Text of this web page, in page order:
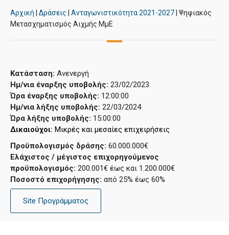
Αρχική Δράσεις Ανταγωνιστικότητα 2021-2027 Ψηφιακός
Μετασχηματισμός Αιχμής ΜμΕ
Κατάσταση: Ανενεργή
Ημ/νια έναρξης υποβολής: 23/02/2023
Ώρα έναρξης υποβολής: 12:00:00
Ημ/νια λήξης υποβολής: 22/03/2024
Ώρα λήξης υποβολής: 15:00:00
Δικαιούχοι: Μικρές και μεσαίες επιχειρήσεις
Προϋπολογισμός δράσης: 60.000.000€
Ελάχιστος / μέγιστος επιχορηγούμενος
προϋπολογισμός: 200.001€ έως και 1.200.000€
Ποσοστό επιχορήγησης: από 25% έως 60%
Site Προγράμματος